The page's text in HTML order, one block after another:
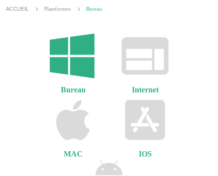
ACCUEIL Plateformes Bureau
Bureau Internet
MAC IOS